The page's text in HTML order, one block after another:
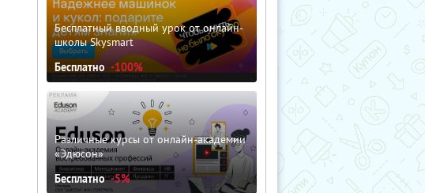
Бесплатный вводный урок от онлайн-
школы Skysmart
Бесплатно -100%
Различные курсы от онлайн-академии
«Эдюсон»
Бесплатно -5%